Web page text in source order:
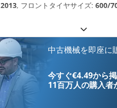
2013, フロントタイヤサイズ: 600/
中古機械を即座に
今すぐ€4.49から
11百万人の購入者